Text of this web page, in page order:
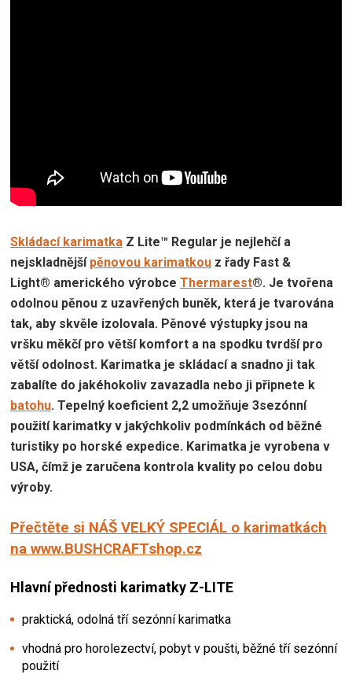
Skládací karimatka Z Lite™ Regular je nejlehčí a
nejskladnější pěnovou karimatkou z řady Fast &
Light® amerického výrobce Thermarest®. Je tvořena
odolnou pěnou z uzavřených buněk, která je tvarována
tak, aby skvěle izolovala. Pěnové výstupky jsou na
vršku měkčí pro větší komfort a na spodku tvrdší pro
větší odolnost. Karimatka je skládací a snadno ji tak
zabalíte do jakéhokoliv zavazadla nebo ji připnete k
batohu. Tepelný koeficient 2,2 umožňuje 3sezónní
použití karimatky v jakýchkoliv podmínkách od běžné
turistiky po horské expedice. Karimatka je vyrobena v
USA, čímž je zaručena kontrola kvality po celou dobu
výroby.
Přečtěte si NÁŠ VELKÝ SPECIÁL o karimatkách
na www.BUSHCRAFTshop.cz
Hlavní přednosti karimatky Z-LITE
praktická, odolná tří sezónní karimatka
vhodná pro horolezectví, pobyt v poušti, běžné tří sezónní
použití